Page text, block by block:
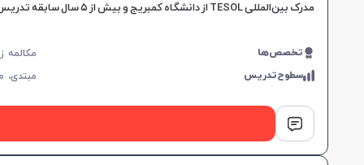
مدرک بین‌المللی TESOL از دانشگاه کمبریج و بیش از ۵ سال سابقه تدریس زبان انگلیسی، مهارت‌های تدریس نوین را در تسهیل یادگیری برای همه گروه‌های سنی به کار می‌گیرد.
تخصص‌ها
سطوح‌تدریس مبتدی،